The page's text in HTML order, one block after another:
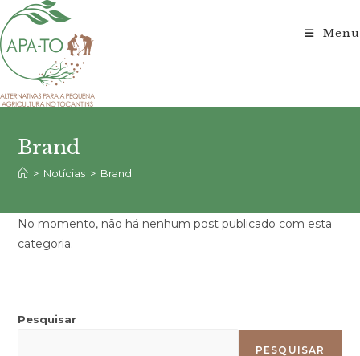
para
o
conteúdo
Menu
Brand
> Notícias > Brand
No momento, não há nenhum post publicado com esta
categoria.
Pesquisar
PESQUISAR